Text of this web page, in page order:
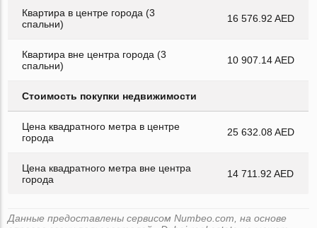
Квартира в центре города (3
спальни)
16 576.92 AED
Квартира вне центра города (3
спальни)
10 907.14 AED
Стоимость покупки недвижимости
Цена квадратного метра в центре
города
25 632.08 AED
Цена квадратного метра вне центра
города
14 711.92 AED
Данные предоставлены сервисом Numbeo.com, на основе